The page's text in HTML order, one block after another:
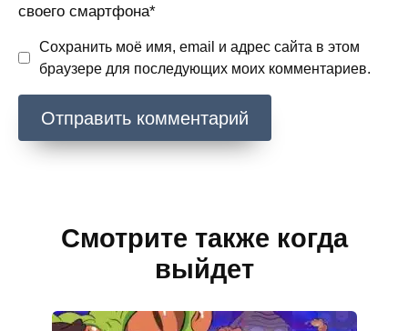
своего смартфона*
Сохранить моё имя, email и адрес сайта в этом
браузере для последующих моих комментариев.
Смотрите также когда
выйдет